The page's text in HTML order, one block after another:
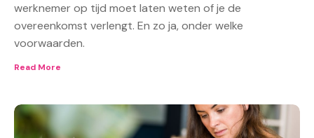
werknemer op tijd moet laten weten of je de
overeenkomst verlengt. En zo ja, onder welke
voorwaarden.
Read More